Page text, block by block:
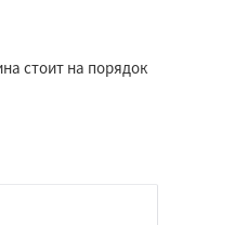
стоит на порядок